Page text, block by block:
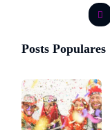
Posts Populares